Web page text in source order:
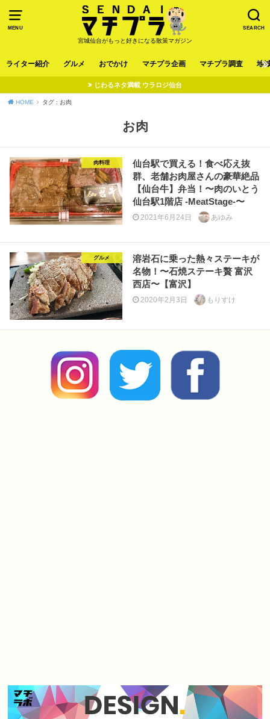
MENU SEARCH
宮城仙台がもっと好きになる散策マガジン
ライター紹介 グルメ おでかけ マチプラ企画 マチプラ調査 地
じわるネタ満載 ウラロジ仙台
HOME タグ : お肉
お肉
肉料理
仙台駅で買える！食べ応え抜
群、老舗お肉屋さんの豪華絶品
【仙台牛】弁当！〜肉のいとう
仙台駅1階店 -MeatStage-〜
2021年6月24日 あゆみ
グルメ
溶岩石に乗った熱々ステーキが
名物！〜石焼ステーキ贅 富沢
西店〜【富沢】
2020年2月3日 もりすけ